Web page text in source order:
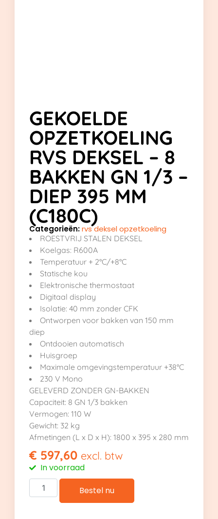
GEKOELDE
OPZETKOELING
RVS DEKSEL – 8
BAKKEN GN 1/3 –
DIEP 395 MM
(C180C)
Categorieën:rvs deksel opzetkoeling
ROESTVRIJ STALEN DEKSEL
Koelgas: R600A
Temperatuur + 2°C/+8°C
Statische kou
Elektronische thermostaat
Digitaal display
Isolatie: 40 mm zonder CFK
Ontworpen voor bakken van 150 mm
diep
Ontdooien automatisch
Huisgroep
Maximale omgevingstemperatuur +38°C
230 V Mono
GELEVERD ZONDER GN-BAKKEN
Capaciteit: 8 GN 1/3 bakken
Vermogen: 110 W
Gewicht: 32 kg
Afmetingen (L x D x H): 1800 x 395 x 280 mm
€ 597,60 excl. btw
In voorraad
Bestel nu